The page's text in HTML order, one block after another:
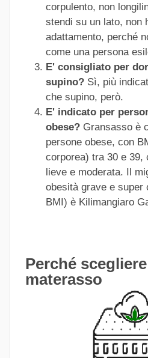
corpulento, non
stendi su un lato, non
adattamento, perché
come una persona
E' consigliato per
supino?Sì, più
che supino, però.
E' indicato per
obese?Gransasso è
persone obese, con
corporea) tra 30 e 39,
lieve e moderata. Il
obesità grave e super
BMI) è Kilimangiaro
Perché
materasso